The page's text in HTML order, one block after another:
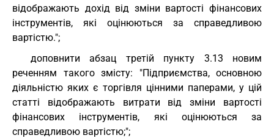
відображають дохід від зміни вартості фінансових
інструментів, які оцінюються за справедливою
вартістю.";
доповнити абзац третій пункту 3.13 новим
реченням такого змісту: "Підприємства, основною
діяльністю яких є торгівля цінними паперами, у цій
статті відображають витрати від зміни вартості
фінансових інструментів, які оцінюються за
справедливою вартістю;";